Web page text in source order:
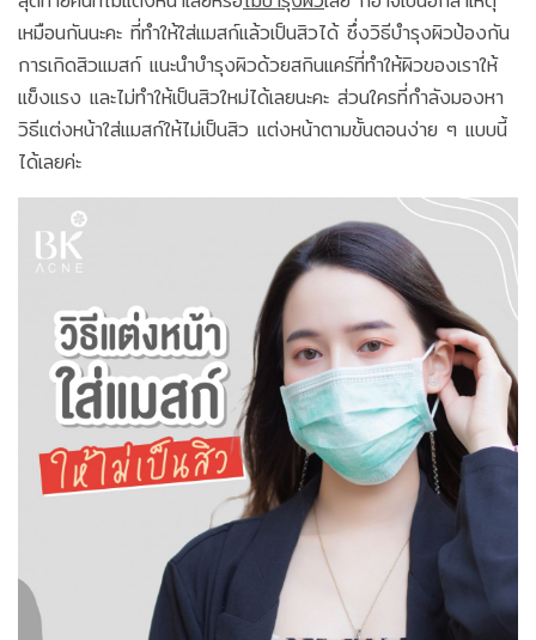
เหมือนกันนะคะ ที่ทำให้ใส่แมสก์แล้วเป็นสิวได้ ซึ่งวิธีบำรุงผิวป้องกัน
การเกิดสิวแมสก์ แนะนำบำรุงผิวด้วยสกินแคร์ที่ทำให้ผิวของเราให้
แข็งแรง และไม่ทำให้เป็นสิวใหม่ได้เลยนะคะ ส่วนใครที่กำลังมองหา
วิธีแต่งหน้าใส่แมสก์ให้ไม่เป็นสิว แต่งหน้าตามขั้นตอนง่าย ๆ แบบนี้
ได้เลยค่ะ